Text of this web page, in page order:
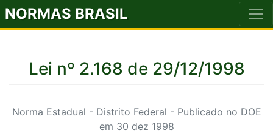
NORMAS BRASIL
Lei nº 2.168 de 29/12/1998
Norma Estadual - Distrito Federal - Publicado no DOE
em 30 dez 1998